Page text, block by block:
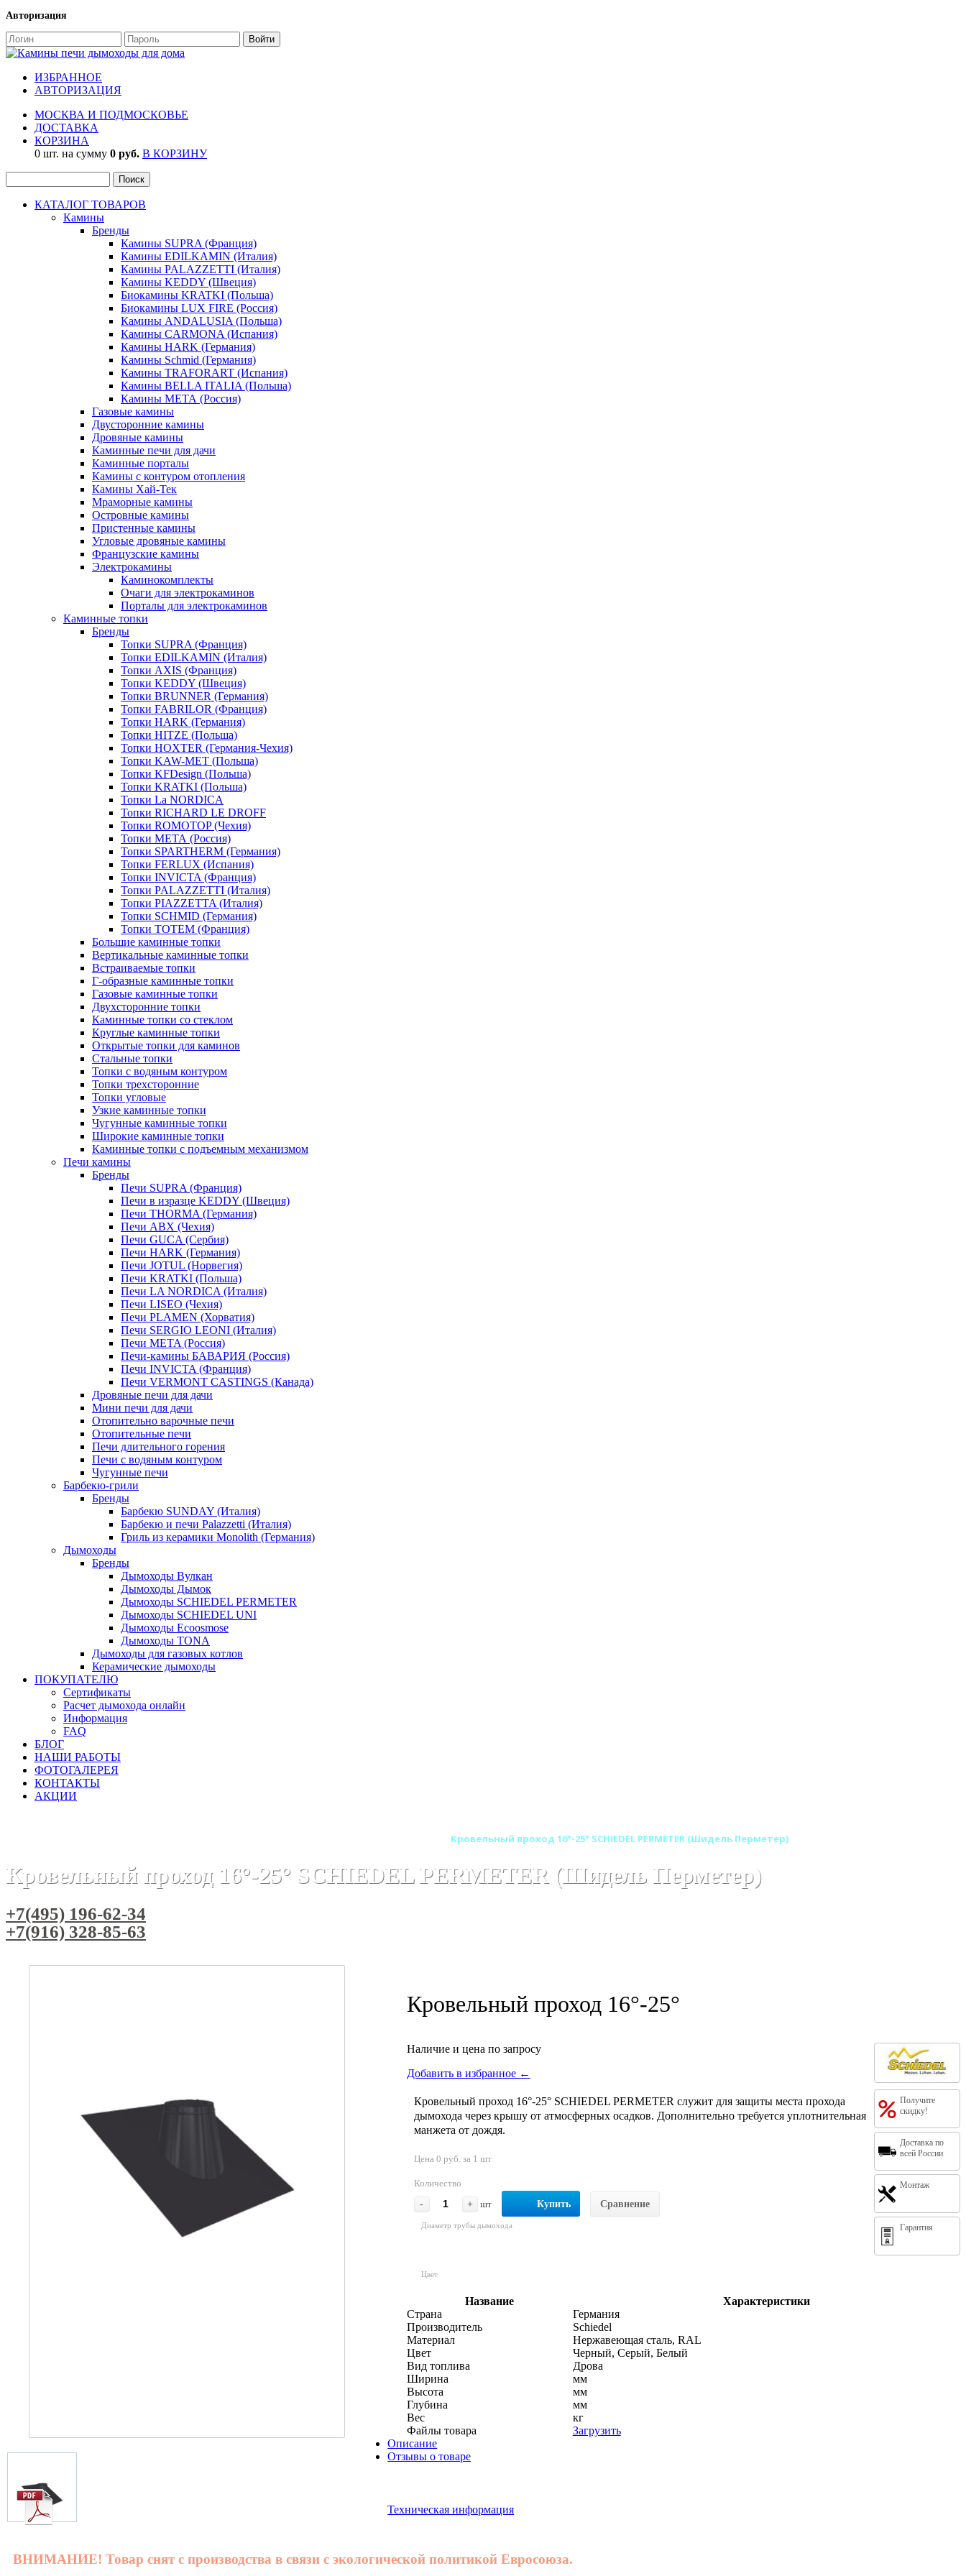
Авторизация
ИЗБРАННОЕ
АВТОРИЗАЦИЯ
МОСКВА И ПОДМОСКОВЬЕ
ДОСТАВКА
КОРЗИНА
0 шт. на сумму 0 руб. В КОРЗИНУ
КАТАЛОГ ТОВАРОВ
Камины
Бренды
Камины SUPRA (Франция)
Камины EDILKAMIN (Италия)
Камины PALAZZETTI (Италия)
Камины KEDDY (Швеция)
Биокамины KRATKI (Польша)
Биокамины LUX FIRE (Россия)
Камины ANDALUSIA (Польша)
Камины CARMONA (Испания)
Камины HARK (Германия)
Камины Schmid (Германия)
Камины TRAFORART (Испания)
Камины BELLA ITALIA (Польша)
Камины МЕТА (Россия)
Газовые камины
Двусторонние камины
Дровяные камины
Каминные печи для дачи
Каминные порталы
Камины с контуром отопления
Камины Хай-Тек
Мраморные камины
Островные камины
Пристенные камины
Угловые дровяные камины
Французские камины
Электрокамины
Каминокомплекты
Очаги для электрокаминов
Порталы для электрокаминов
Каминные топки
Бренды
Топки SUPRA (Франция)
Топки EDILKAMIN (Италия)
Топки AXIS (Франция)
Топки KEDDY (Швеция)
Топки BRUNNER (Германия)
Топки FABRILOR (Франция)
Топки HARK (Германия)
Топки HITZE (Польша)
Топки HOXTER (Германия-Чехия)
Топки KAW-MET (Польша)
Топки KFDesign (Польша)
Топки KRATKI (Польша)
Топки La NORDICA
Топки RICHARD LE DROFF
Топки ROMOTOP (Чехия)
Топки МЕТА (Россия)
Топки SPARTHERM (Германия)
Топки FERLUX (Испания)
Топки INVICTA (Франция)
Топки PALAZZETTI (Италия)
Топки PIAZZETTA (Италия)
Топки SCHMID (Германия)
Топки TOTEM (Франция)
Большие каминные топки
Вертикальные каминные топки
Встраиваемые топки
Г-образные каминные топки
Газовые каминные топки
Двухсторонние топки
Каминные топки со стеклом
Круглые каминные топки
Открытые топки для каминов
Стальные топки
Топки с водяным контуром
Топки трехсторонние
Топки угловые
Узкие каминные топки
Чугунные каминные топки
Широкие каминные топки
Каминные топки с подъемным механизмом
Печи камины
Бренды
Печи SUPRA (Франция)
Печи в изразце KEDDY (Швеция)
Печи THORMA (Германия)
Печи ABX (Чехия)
Печи GUCA (Сербия)
Печи HARK (Германия)
Печи JOTUL (Норвегия)
Печи KRATKI (Польша)
Печи LA NORDICA (Италия)
Печи LISEO (Чехия)
Печи PLAMEN (Хорватия)
Печи SERGIO LEONI (Италия)
Печи META (Россия)
Печи-камины БАВАРИЯ (Россия)
Печи INVICTA (Франция)
Печи VERMONT CASTINGS (Канада)
Дровяные печи для дачи
Мини печи для дачи
Отопительно варочные печи
Отопительные печи
Печи длительного горения
Печи с водяным контуром
Чугунные печи
Барбекю-грили
Бренды
Барбекю SUNDAY (Италия)
Барбекю и печи Palazzetti (Италия)
Гриль из керамики Monolith (Германия)
Дымоходы
Бренды
Дымоходы Вулкан
Дымоходы Дымок
Дымоходы SCHIEDEL PERMETER
Дымоходы SCHIEDEL UNI
Дымоходы Ecoosmose
Дымоходы TONA
Дымоходы для газовых котлов
Керамические дымоходы
ПОКУПАТЕЛЮ
Сертификаты
Расчет дымохода онлайн
Информация
FAQ
БЛОГ
НАШИ РАБОТЫ
ФОТОГАЛЕРЕЯ
КОНТАКТЫ
АКЦИИ
Кровельный проход 16°-25° SCHIEDEL PERMETER (Шидель Перметер)
Кровельный проход 16°-25° SCHIEDEL PERMETER (Шидель Перметер)
+7(495) 196-62-34
+7(916) 328-85-63
Кровельный проход 16°-25°
Получите
скидку!
Доставка по
всей России
Монтаж
Гарантия
Наличие и цена по запросу
Добавить в избранное ←
Кровельный проход 16°-25° SCHIEDEL PERMETER служит для защиты места прохода
дымохода через крышу от атмосферных осадков. Дополнительно требуется уплотнительная
манжета от дождя.
Цена 0 руб. за 1 шт
Количество
-
+ шт Купить Сравнение
Диаметр трубы дымохода
Цвет
Название
Характеристики
Страна
Германия
Производитель
Schiedel
Материал
Нержавеющая сталь, RAL
Цвет
Черный, Серый, Белый
Вид топлива
Дрова
Ширина
мм
Высота
мм
Глубина
мм
Вес
кг
Файлы товара
Загрузить
Описание
Отзывы о товаре
Техническая информация
ВНИМАНИЕ! Товар снят с производства в связи с экологической политикой Евросоюза.